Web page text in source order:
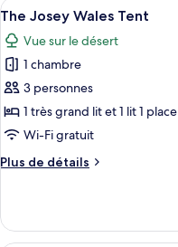
de
chambre
The
Escalante
Tent
Afficher
toutes
les
photos
pour
ce
type
chambre :
Wales
5
The Josey Wales Tent
Vue sur le désert
1 chambre
3 personnes
1 très grand lit et 1 lit 1 place
Wi-Fi gratuit
Plus de détails
Plus
le
type